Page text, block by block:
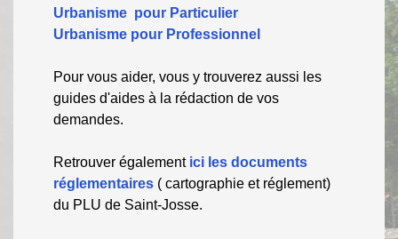
Urbanisme pour Particulier
Urbanisme pour Professionnel
Pour vous aider, vous y trouverez aussi les
guides d'aides à la rédaction de vos
demandes.
Retrouver également ici les documents
réglementaires ( cartographie et réglement)
du PLU de Saint-Josse.